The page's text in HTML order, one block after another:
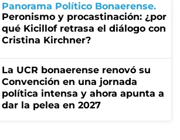
Panorama Político Bonaerense
Peronismo y procastinación: ¿por
qué Kicillof retrasa el diálogo con
Cristina Kirchner?
La UCR bonaerense renovó su
Convención en una jornada
política intensa y ahora apunta a
dar la pelea en 2027